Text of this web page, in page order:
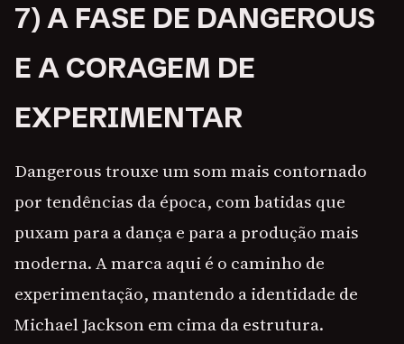
7) A FASE DE DANGEROUS
E A CORAGEM DE
EXPERIMENTAR
Dangerous trouxe um som mais contornado
por tendências da época, com batidas que
puxam para a dança e para a produção mais
moderna. A marca aqui é o caminho de
experimentação, mantendo a identidade de
Michael Jackson em cima da estrutura.